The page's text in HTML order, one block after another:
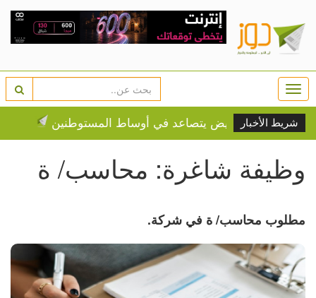
شريط الأخبار
والتحريض يتصاعد في أوساط المستوطنين 42 ألفاً يتنقلون عبر الجسر بأسبوع
وظيفة شاغرة: محاسب/ ة
مطلوب محاسب/ ة في شركة.